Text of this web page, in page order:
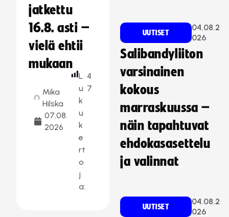
jatkettu
16.8. asti –
vielä ehtii
mukaan
Mika
Hilska
07.08.
2026
L
u
k
u
k
e
rt
o
j
a:
4
7
UUTISET
04.08.2
026
Salibandyliiton
varsinainen
kokous
marraskuussa –
näin tapahtuvat
ehdokasasettelu
ja valinnat
UUTISET
04.08.2
026